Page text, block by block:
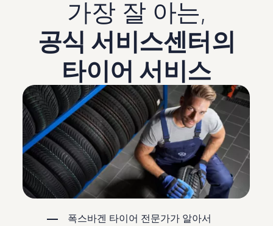
가장 잘 아는,
공식 서비스센터의
타이어 서비스
폭스바겐 타이어 전문가가 알아서